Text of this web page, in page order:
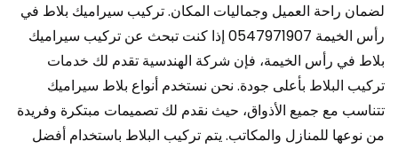
لضمان راحة العميل وجماليات المكان. تركيب سيراميك بلاط في
رأس الخيمة 0547971907 إذا كنت تبحث عن تركيب سيراميك
بلاط في رأس الخيمة، فإن شركة الهندسية تقدم لك خدمات
تركيب البلاط بأعلى جودة. نحن نستخدم أنواع بلاط سيراميك
تتناسب مع جميع الأذواق، حيث نقدم لك تصميمات مبتكرة وفريدة
من نوعها للمنازل والمكاتب. يتم تركيب البلاط باستخدام أفضل